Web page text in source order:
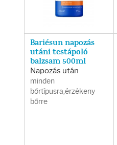
Bariésun napozás
utáni testápoló
balzsam 500ml
Napozás után
minden
bőrtípusra,érzékeny
bőrre
Torokpasztillák
Fogkrémek
Fényvédelem